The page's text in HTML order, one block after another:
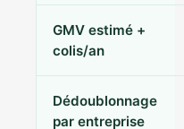
GMV estimé +
colis/an
Dédoublonnage
par entreprise